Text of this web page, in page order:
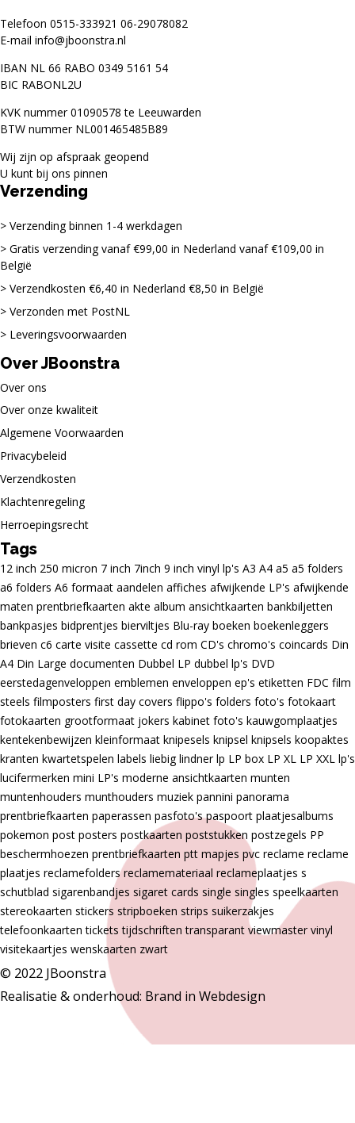
Telefoon 0515-333921 06-29078082
E-mail info@jboonstra.nl
IBAN NL 66 RABO 0349 5161 54
BIC RABONL2U
KVK nummer 01090578 te Leeuwarden
BTW nummer NL001465485B89
Wij zijn op afspraak geopend
U kunt bij ons pinnen
Verzending
Verzending binnen 1-4 werkdagen
Gratis verzending vanaf €99,00 in Nederland vanaf €109,00 in
België
Verzendkosten €6,40 in Nederland €8,50 in België
Verzonden met PostNL
Leveringsvoorwaarden
Over JBoonstra
Over ons
Over onze kwaliteit
Algemene Voorwaarden
Privacybeleid
Verzendkosten
Klachtenregeling
Herroepingsrecht
Tags
12 inch 250 micron 7 inch 7inch 9 inch vinyl lp's A3 A4 a5 a5 folders
a6 folders A6 formaat aandelen affiches afwijkende LP's afwijkende
maten prentbriefkaarten akte album ansichtkaarten bankbiljetten
bankpasjes bidprentjes bierviltjes Blu-ray boeken boekenleggers
brieven c6 carte visite cassette cd rom CD's chromo's coincards Din
A4 Din Large documenten Dubbel LP dubbel lp's DVD
eerstedagenveloppen emblemen enveloppen ep's etiketten FDC film
steels filmposters first day covers flippo's folders foto's fotokaart
fotokaarten grootformaat jokers kabinet foto's kauwgomplaatjes
kentekenbewijzen kleinformaat knipesels knipsel knipsels koopaktes
kranten kwartetspelen labels liebig lindner lp LP box LP XL LP XXL lp's
lucifermerken mini LP's moderne ansichtkaarten munten
muntenhouders munthouders muziek pannini panorama
prentbriefkaarten paperassen pasfoto's paspoort plaatjesalbums
pokemon post posters postkaarten poststukken postzegels PP
beschermhoezen prentbriefkaarten ptt mapjes pvc reclame reclame
plaatjes reclamefolders reclamemateriaal reclameplaatjes s
schutblad sigarenbandjes sigaret cards single singles speelkaarten
stereokaarten stickers stripboeken strips suikerzakjes
telefoonkaarten tickets tijdschriften transparant viewmaster vinyl
visitekaartjes wenskaarten zwart
© 2022 JBoonstra
Realisatie & onderhoud: Brand in Webdesign